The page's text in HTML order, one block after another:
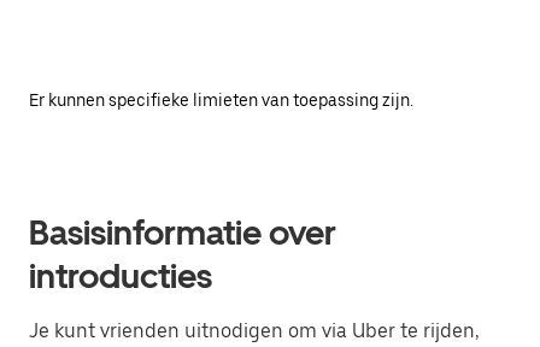
Er kunnen specifieke limieten van toepassing zijn.
Basisinformatie over
introducties
Je kunt vrienden uitnodigen om via Uber te rijden,